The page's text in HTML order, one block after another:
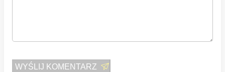
WYŚLIJ KOMENTARZ